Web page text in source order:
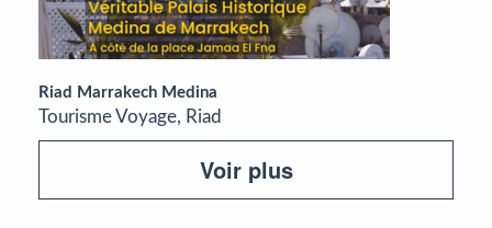
Riad Marrakech Medina
Tourisme Voyage, Riad
Voir plus